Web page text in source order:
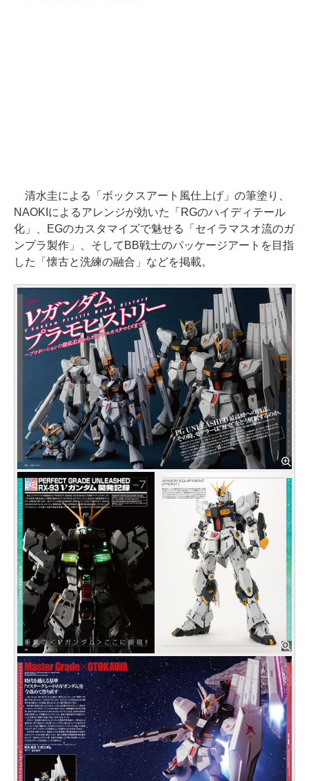
清水圭による「ボックスアート風仕上げ」の筆塗り、
NAOKIによるアレンジが効いた「RGのハイディテール
化」、EGのカスタマイズで魅せる「セイラマスオ流のガ
ンプラ製作」、そしてBB戦士のパッケージアートを目指
した「懐古と洗練の融合」などを掲載。